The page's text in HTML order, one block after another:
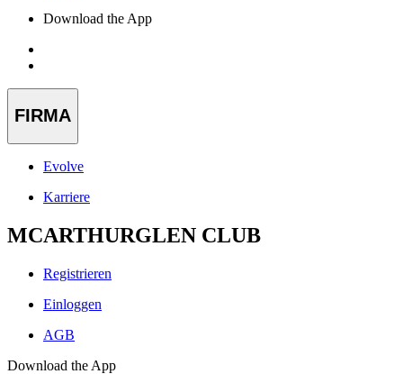
Download the App
FIRMA
Evolve
Karriere
MCARTHURGLEN CLUB
Registrieren
Einloggen
AGB
Download the App